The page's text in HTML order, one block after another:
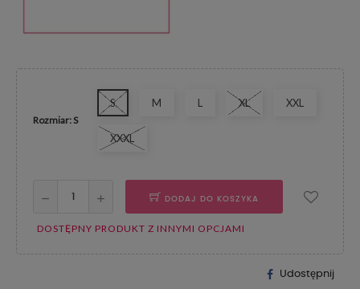
Rozmiar: S
S M L XL XXL
XXXL
DODAJ DO KOSZYKA
DOSTĘPNY PRODUKT Z INNYMI OPCJAMI
Udostępnij